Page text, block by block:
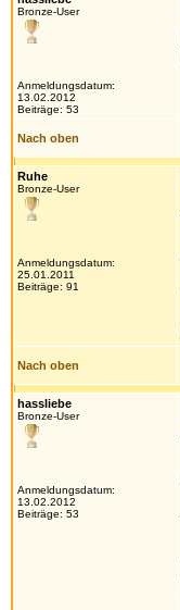
Bronze-User
Anmeldungsdatum:
13.02.2012
Beiträge: 53
Nach oben
Ruhe
Bronze-User
Anmeldungsdatum:
25.01.2011
Beiträge: 91
Nach oben
hassliebe
Bronze-User
Anmeldungsdatum:
13.02.2012
Beiträge: 53